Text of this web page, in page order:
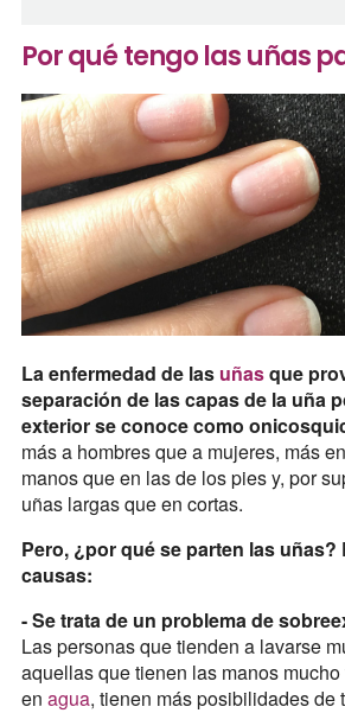
Por qué tengo las uñas
La enfermedad de las uñasque
separación de las capas de la uña
exterior se conoce como
más a hombres que a mujeres, más
manos que en las de los pies y, por
uñas largas que en cortas.
Pero, ¿por qué se parten las uñas?
causas:
- Se trata de un problema de
Las personas que tienden a lavarse
aquellas que tienen las manos
en agua, tienen más posibilidades de